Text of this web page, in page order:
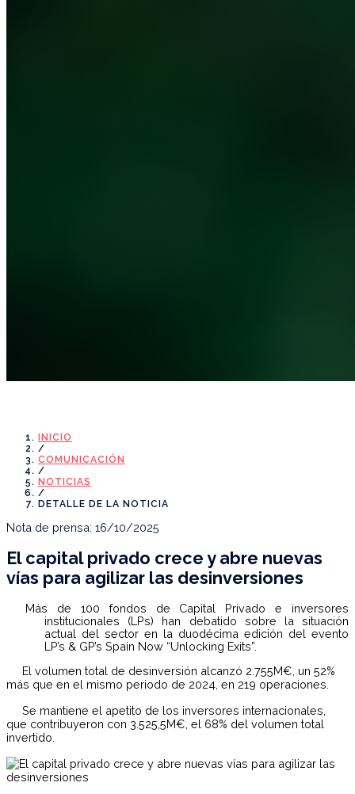
INICIO
/
COMUNICACIÓN
/
NOTICIAS
/
DETALLE DE LA NOTICIA
Nota de prensa: 16/10/2025
El capital privado crece y abre nuevas
vías para agilizar las desinversiones
Más de 100 fondos de Capital Privado e inversores
institucionales (LPs) han debatido sobre la situación
actual del sector en la duodécima edición del evento
LP’s & GP’s Spain Now “Unlocking Exits”.
El volumen total de desinversión alcanzó 2.755M€, un 52%
más que en el mismo periodo de 2024, en 219 operaciones.
Se mantiene el apetito de los inversores internacionales,
que contribuyeron con 3.525,5M€, el 68% del volumen total
invertido.